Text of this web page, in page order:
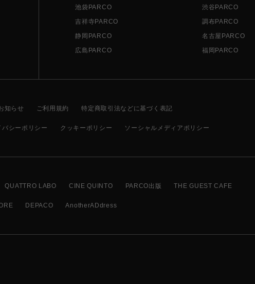
池袋PARCO
渋谷PARCO
吉祥寺PARCO
調布PARCO
静岡PARCO
名古屋PARCO
広島PARCO
福岡PARCO
知らせ ご利用規約 特定商取引法などに基づく表記
バシーポリシー クッキーポリシー ソーシャルメディアポリシー
QUATTRO LABO CINE QUINTO PARCO出版 THE GUEST CAFE
DEPACO AnotherADdress